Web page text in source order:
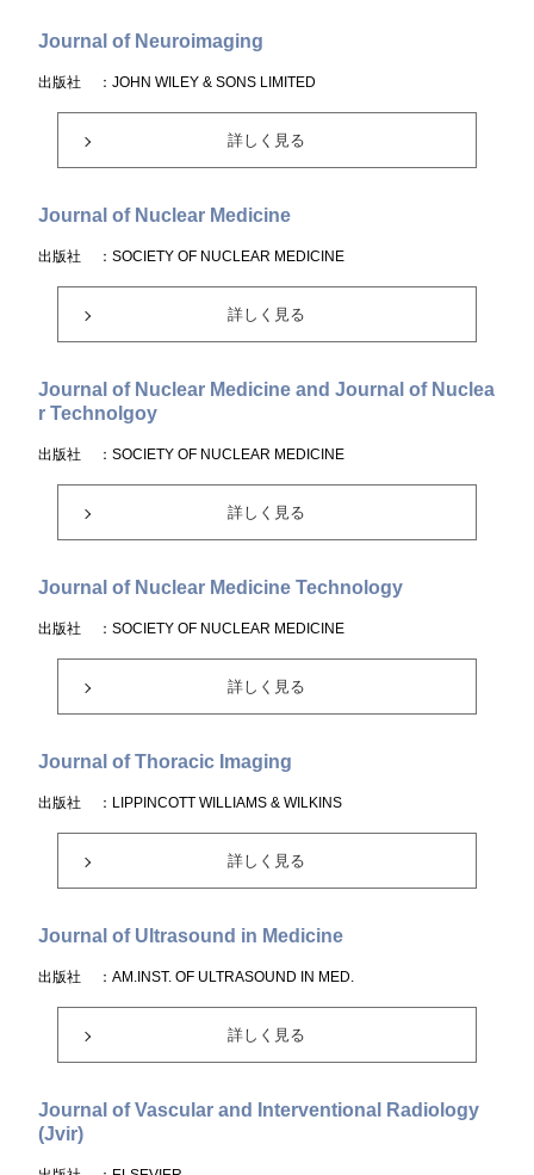
Journal of Neuroimaging
出版社 ：JOHN WILEY & SONS LIMITED
詳しく見る
Journal of Nuclear Medicine
出版社 ：SOCIETY OF NUCLEAR MEDICINE
詳しく見る
Journal of Nuclear Medicine and Journal of Nuclea
r Technolgoy
出版社 ：SOCIETY OF NUCLEAR MEDICINE
詳しく見る
Journal of Nuclear Medicine Technology
出版社 ：SOCIETY OF NUCLEAR MEDICINE
詳しく見る
Journal of Thoracic Imaging
出版社 ：LIPPINCOTT WILLIAMS & WILKINS
詳しく見る
Journal of Ultrasound in Medicine
出版社 ：AM.INST. OF ULTRASOUND IN MED.
詳しく見る
Journal of Vascular and Interventional Radiology
(Jvir)